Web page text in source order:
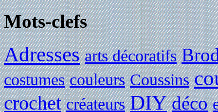
Mots-clefs
Adresses arts décoratifs
costumes couleurs Coussins
crochet créateurs DIY déco